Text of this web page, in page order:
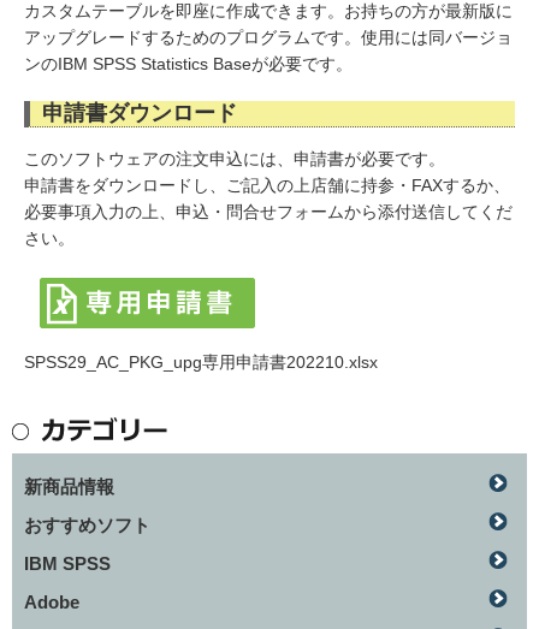
カスタムテーブルを即座に作成できます。お持ちの方が最新版に
アップグレードするためのプログラムです。使用には同バージョ
ンのIBM SPSS Statistics Baseが必要です。
申請書ダウンロード
このソフトウェアの注文申込には、申請書が必要です。
申請書をダウンロードし、ご記入の上店舗に持参・FAXするか、
必要事項入力の上、申込・問合せフォームから添付送信してくだ
さい。
SPSS29_AC_PKG_upg専用申請書202210.xlsx
新商品情報
おすすめソフト
IBM SPSS
Adobe